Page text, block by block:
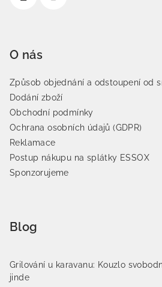
O nás
Způsob objednání a odstoupení od
Dodání zboží
Obchodní podmínky
Ochrana osobních údajů (GDPR)
Reklamace
Postup nákupu na splátky ESSOX
Sponzorujeme
Blog
Grilování u karavanu: Kouzlo
jinde